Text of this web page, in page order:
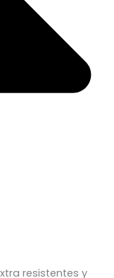
resistentes y